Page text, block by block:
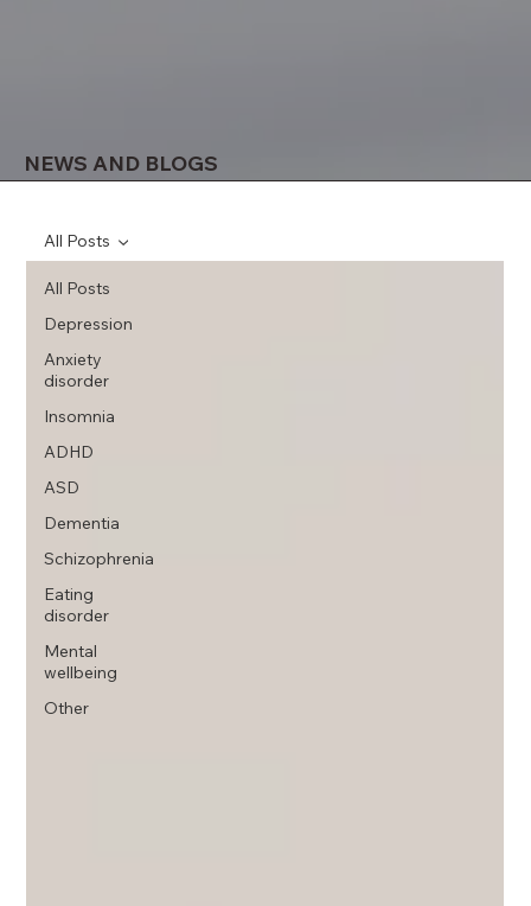
NEWS AND BLOGS
All Posts
Depression
Anxiety
disorder
Insomnia
ADHD
ASD
Dementia
Schizophrenia
Eating
disorder
Mental
wellbeing
Other
All Posts